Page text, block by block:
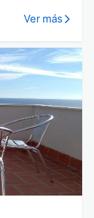
Ver más